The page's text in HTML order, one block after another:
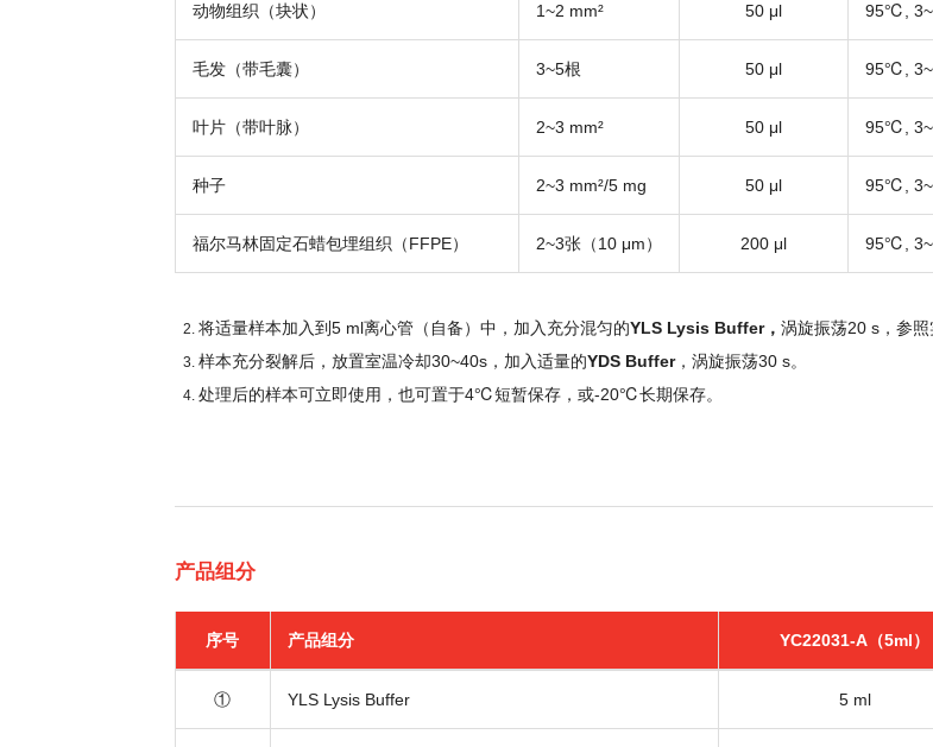
动物组织（块状） 1~2 mm² 50 μl 95℃,
毛发（带毛囊） 3~5根 50 μl 95℃,
叶片（带叶脉） 2~3 mm² 50 μl 95℃,
种子 2~3 mm²/5 mg 50 μl 95℃,
福尔马林固定石蜡包埋组织（FFPE） 2~3张（10 μm） 200 μl 95℃,
将适量样本加入到5 ml离心管（自备）中，加入充分混匀的YLS Lysis Buffer， 涡旋振荡20 s，参
样本充分裂解后，放置室温冷却30~40s，加入适量的YDS Buffer，涡旋振荡30 s。
处理后的样本可立即使用，也可置于4℃短暂保存，或-20℃长期保存。
产品组分
序号 产品组分 YC22031-A（5ml）
① YLS Lysis Buffer 5 ml